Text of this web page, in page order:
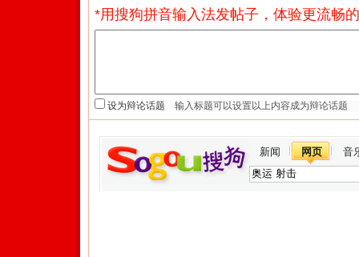
*用搜狗拼音输入法发帖子，体验更流畅
设为辩论话题
新闻 网页 音